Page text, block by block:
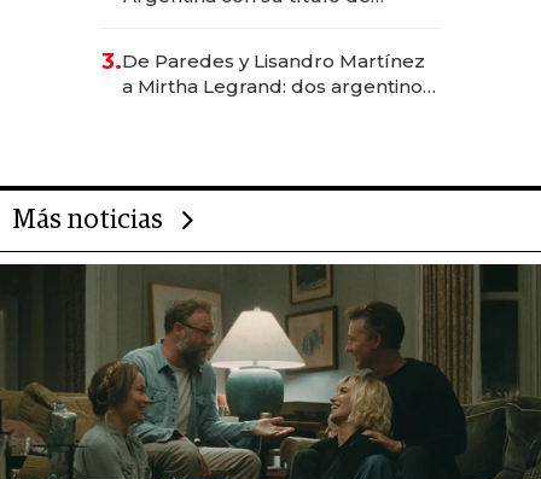
las marcas "fast premium"
3.De Paredes y Lisandro Martínez
a Mirtha Legrand: dos argentinos
Más noticias